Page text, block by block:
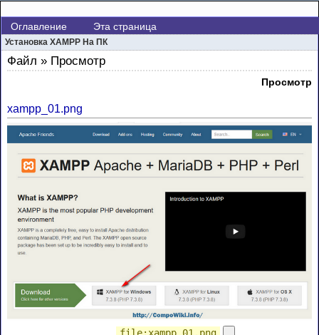
Оглавление Эта страница
Установка XAMPP На ПК
Файл » Просмотр
Просмотр
xampp_01.png
file:xampp_01.png